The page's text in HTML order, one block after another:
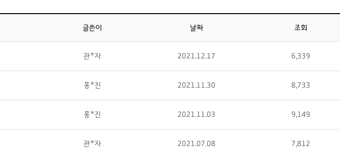
글쓴이 날짜 조회
관*자 2021.12.17 6,339
홍*진 2021.11.30 8,733
홍*진 2021.11.03 9,149
관*자 2021.07.08 7,812